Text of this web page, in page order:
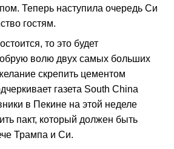
Теперь наступила очередь Си
гостям.
то это будет
волю двух самых больших
скрепить цементом
газета South China
в Пекине на этой неделе
пакт, который должен быть
Трампа и Си.